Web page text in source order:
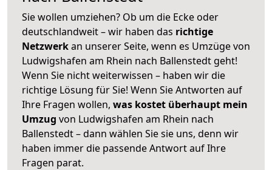
Sie wollen umziehen? Ob um die Ecke oder
deutschlandweit – wir haben das richtige
Netzwerkan unserer Seite, wenn es Umzüge von
Ludwigshafen am Rhein nach Ballenstedt geht!
Wenn Sie nicht weiterwissen – haben wir die
richtige Lösung für Sie! Wenn Sie Antworten auf
Ihre Fragen wollen, was kostet überhaupt mein
Umzug von Ludwigshafen am Rhein nach
Ballenstedt – dann wählen Sie sie uns, denn wir
haben immer die passende Antwort auf Ihre
Fragen parat.